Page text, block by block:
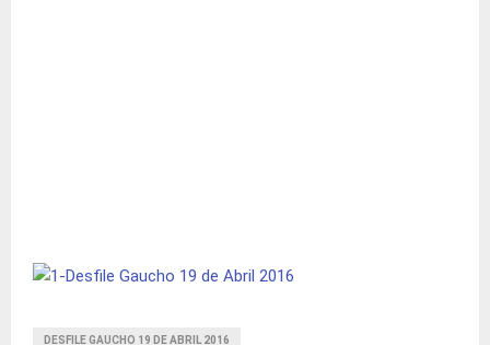
DESFILE GAUCHO 19 DE ABRIL 2016